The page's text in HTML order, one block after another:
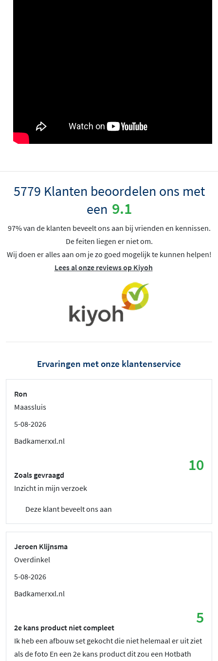
5779 Klanten beoordelen ons met
een 9.1
97% van de klanten beveelt ons aan bij vrienden en kennissen.
De feiten liegen er niet om.
Wij doen er alles aan om je zo goed mogelijk te kunnen helpen!
Lees al onze reviews op Kiyoh
Ervaringen met onze klantenservice
Ron
Maassluis
5-08-2026
Badkamerxxl.nl
10
Zoals gevraagd
Inzicht in mijn verzoek
Deze klant beveelt ons aan
Jeroen Klijnsma
Overdinkel
5-08-2026
Badkamerxxl.nl
5
2e kans product niet compleet
Ik heb een afbouw set gekocht die niet helemaal er uit ziet
als de foto En een 2e kans product dit zou een Hotbath